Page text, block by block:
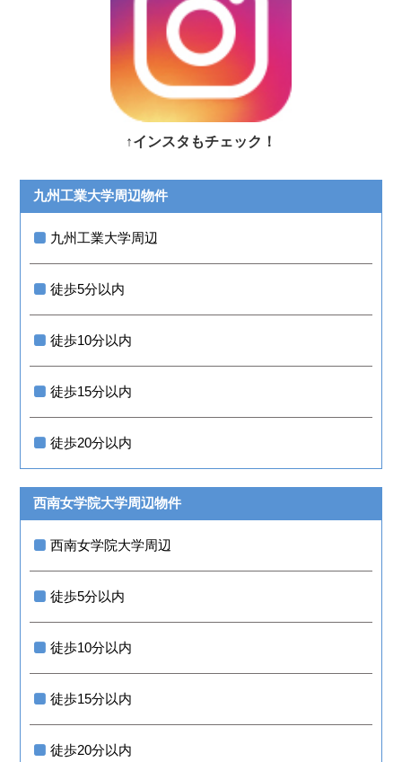
↑インスタもチェック！
九州工業大学周辺物件
九州工業大学周辺
徒歩5分以内
徒歩10分以内
徒歩15分以内
徒歩20分以内
西南女学院大学周辺物件
西南女学院大学周辺
徒歩5分以内
徒歩10分以内
徒歩15分以内
徒歩20分以内